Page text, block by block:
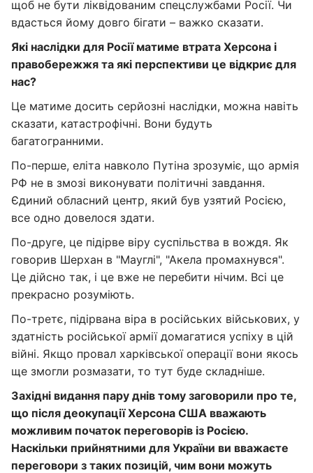
щоб не бути ліквідованим спецслужбами Росії. Чи
вдасться йому довго бігати – важко сказати.
Які наслідки для Росії матиме втрата Херсона і
правобережжя та які перспективи це відкриє для
нас?
Це матиме досить серйозні наслідки, можна навіть
сказати, катастрофічні. Вони будуть
багатогранними.
По-перше, еліта навколо Путіна зрозуміє, що армія
РФ не в змозі виконувати політичні завдання.
Єдиний обласний центр, який був узятий Росією,
все одно довелося здати.
По-друге, це підірве віру суспільства в вождя. Як
говорив Шерхан в "Мауглі", "Акела промахнувся".
Це дійсно так, і це вже не перебити нічим. Всі це
прекрасно розуміють.
По-третє, підірвана віра в російських військових, у
здатність російської армії домагатися успіху в цій
війні. Якщо провал харківської операції вони якось
ще змогли розмазати, то тут буде складніше.
Західні видання пару днів тому заговорили про те,
що після деокупації Херсона США вважають
можливим початок переговорів із Росією.
Наскільки прийнятними для України ви вважаєте
переговори з таких позицій, чим вони можуть